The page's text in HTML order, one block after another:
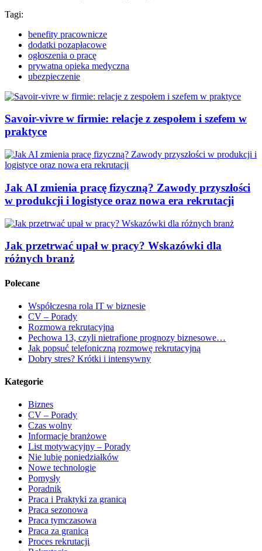
Tagi:
benefity pracownicze
dodatki pozapłacowe
ogłoszenia o pracę
prywatna opieka medyczna
ubezpieczenie
Savoir-vivre w firmie: relacje z zespołem i szefem w
praktyce
Jak AI zmienia pracę fizyczną? Zawody przyszłości
w produkcji i logistyce oraz nowa era rekrutacji
Jak przetrwać upał w pracy? Wskazówki dla
różnych branż
Polecane
Współczesna rola IT w biznesie
CV – Porady
Rozmowa rekrutacyjna
Pechowa 13, czyli nietrafione prognozy biznesowe…
Jak popsuć telefoniczną rozmowę rekrutacyjną
Dobry stres? Krótki i intensywny
Kategorie
Biznes
CV – Porady
Czas wolny
Informacje branżowe
List motywacyjny – Porady
Nie lubię poniedziałków
Nowe technologie
Pomysły
Poradnik
Praca i Praktyki za granicą
Praca sezonowa
Praca tymczasowa
Praca za granicą
Proces rekrutacji